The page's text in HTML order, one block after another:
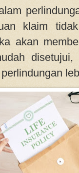
klaim
akan